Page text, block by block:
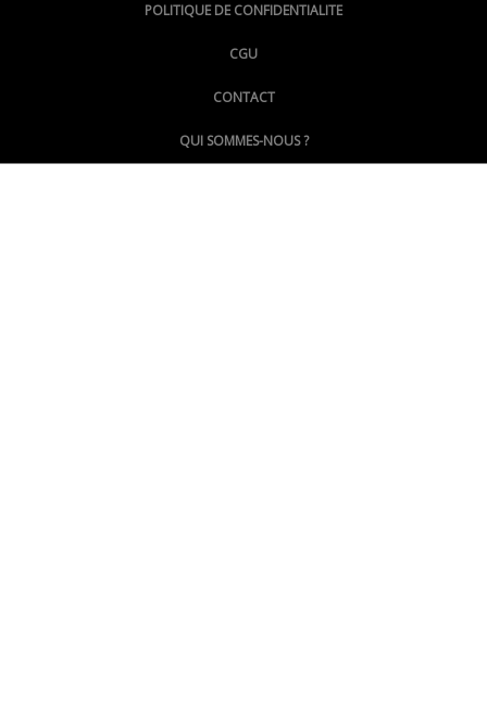
@LePoingMontpellier
POLITIQUE DE CONFIDENTIALITE
CGU
CONTACT
QUI SOMMES-NOUS ?